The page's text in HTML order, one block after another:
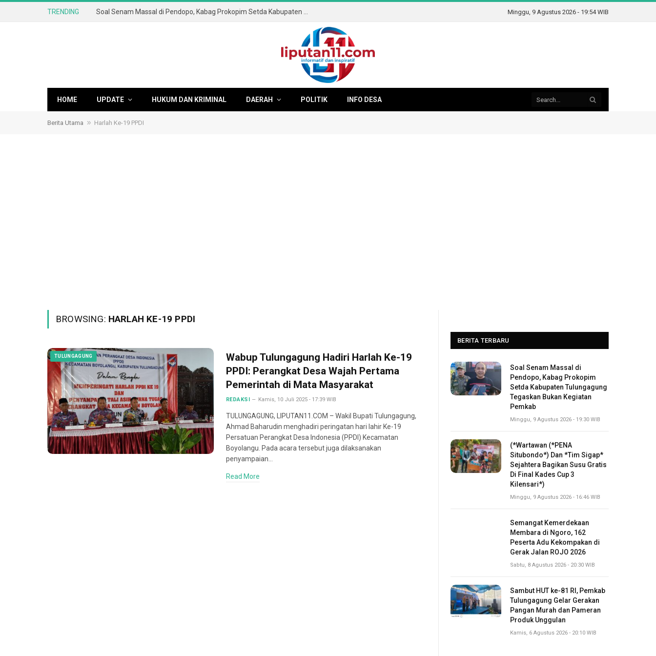
TRENDING Minggu, 9 Agustus 2026 - 19:54 WIB
HOME UPDATE HUKUM DAN KRIMINAL DAERAH POLITIK INFO DESA
Berita Utama » Harlah Ke-19 PPDI
BROWSING: HARLAH KE-19 PPDI
TULUNGAGUNG
Wabup Tulungagung Hadiri Harlah Ke-19
PPDI: Perangkat Desa Wajah Pertama
Pemerintah di Mata Masyarakat
REDAKSI Kamis, 10 Juli 2025 - 17:39 WIB
TULUNGAGUNG, LIPUTAN11.COM – Wakil Bupati Tulungagung,
Ahmad Baharudin menghadiri peringatan hari lahir Ke-19
Persatuan Perangkat Desa Indonesia (PPDI) Kecamatan
Boyolangu. Pada acara tersebut juga dilaksanakan
penyampaian…
Read More
BERITA TERBARU
Soal Senam Massal di
Pendopo, Kabag Prokopim
Setda Kabupaten Tulungagung
Tegaskan Bukan Kegiatan
Pemkab
Minggu, 9 Agustus 2026 - 19:30 WIB
(*Wartawan (*PENA
Situbondo*) Dan *Tim Sigap*
Sejahtera Bagikan Susu Gratis
Di Final Kades Cup 3
Kilensari*)
Minggu, 9 Agustus 2026 - 16:46 WIB
Semangat Kemerdekaan
Membara di Ngoro, 162
Peserta Adu Kekompakan di
Gerak Jalan ROJO 2026
Sabtu, 8 Agustus 2026 - 20:30 WIB
Sambut HUT ke-81 RI, Pemkab
Tulungagung Gelar Gerakan
Pangan Murah dan Pameran
Produk Unggulan
Kamis, 6 Agustus 2026 - 20:10 WIB